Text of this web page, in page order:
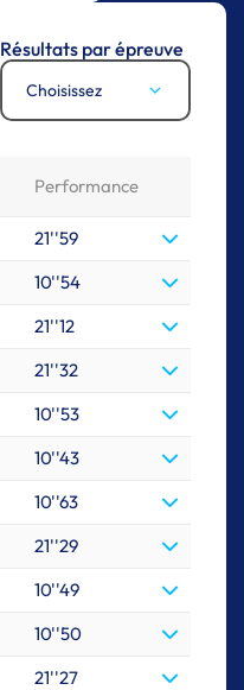
Résultats par épreuve
Choisissez
Performance
21''59
10''54
21''12
21''32
10''53
10''43
10''63
21''29
10''49
10''50
21''27